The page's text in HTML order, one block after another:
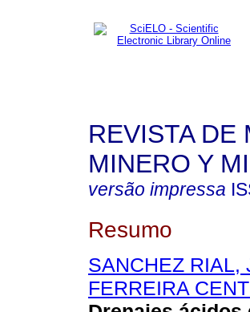
REVISTA DE
MINERO Y
versão impressa
Resumo
SANCHEZ RIAL,
FERREIRA